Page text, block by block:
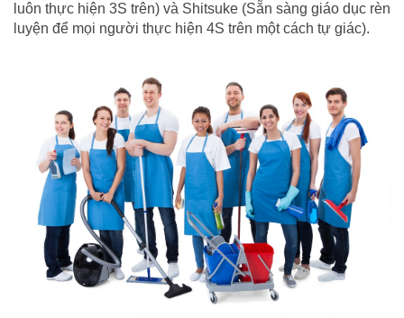
luôn thực hiện 3S trên) và Shitsuke (Sẵn sàng giáo dục rèn
luyện để mọi người thực hiện 4S trên một cách tự giác).